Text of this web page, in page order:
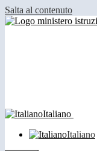
Salta al contenuto
Italiano
Italiano